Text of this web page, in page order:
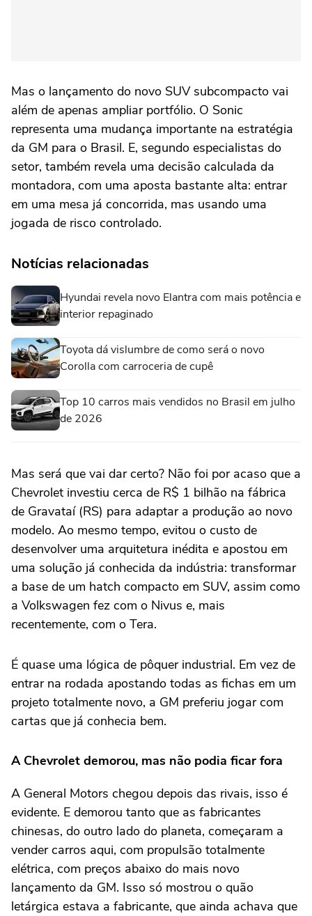
Mas o lançamento do novo SUV subcompacto vai
além de apenas ampliar portfólio. O Sonic
representa uma mudança importante na estratégia
da GM para o Brasil. E, segundo especialistas do
setor, também revela uma decisão calculada da
montadora, com uma aposta bastante alta: entrar
em uma mesa já concorrida, mas usando uma
jogada de risco controlado.
Notícias relacionadas
Hyundai revela novo Elantra com mais potência e
interior repaginado
Toyota dá vislumbre de como será o novo
Corolla com carroceria de cupê
Top 10 carros mais vendidos no Brasil em julho
de 2026
Mas será que vai dar certo? Não foi por acaso que a
Chevrolet investiu cerca de R$ 1 bilhão na fábrica
de Gravataí (RS) para adaptar a produção ao novo
modelo. Ao mesmo tempo, evitou o custo de
desenvolver uma arquitetura inédita e apostou em
uma solução já conhecida da indústria: transformar
a base de um hatch compacto em SUV, assim como
a Volkswagen fez com o Nivus e, mais
recentemente, com o Tera.
É quase uma lógica de pôquer industrial. Em vez de
entrar na rodada apostando todas as fichas em um
projeto totalmente novo, a GM preferiu jogar com
cartas que já conhecia bem.
A Chevrolet demorou, mas não podia ficar fora
A General Motors chegou depois das rivais, isso é
evidente. E demorou tanto que as fabricantes
chinesas, do outro lado do planeta, começaram a
vender carros aqui, com propulsão totalmente
elétrica, com preços abaixo do mais novo
lançamento da GM. Isso só mostrou o quão
letárgica estava a fabricante, que ainda achava que